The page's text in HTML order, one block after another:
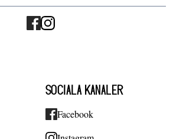
SOCIALA KANALER
Facebook